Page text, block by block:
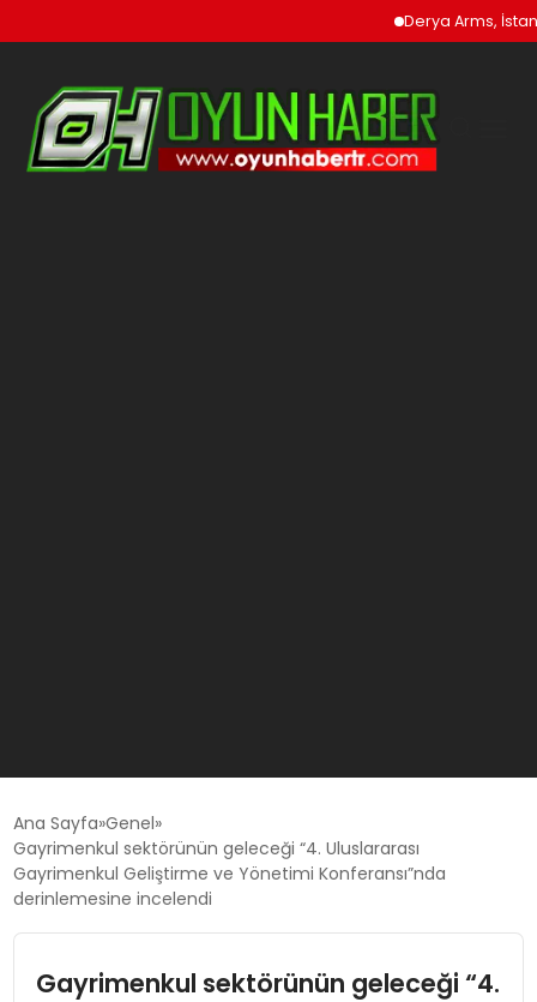
Derya Arms, İstanbul
GÜNCEL
OYUN HABERLERI
Ana Sayfa Genel
Gayrimenkul sektörünün geleceği “4. Uluslararası
Gayrimenkul Geliştirme ve Yönetimi Konferansı”nda
derinlemesine incelendi
Gayrimenkul sektörünün geleceği “4.